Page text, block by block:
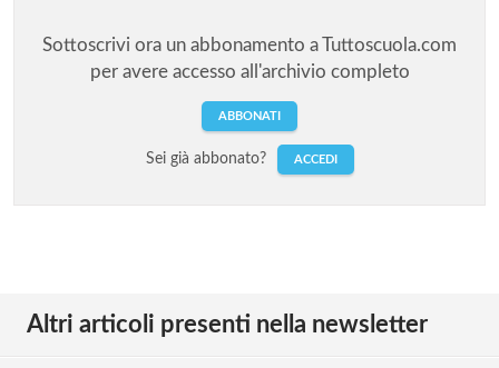
Sottoscrivi ora un abbonamento a Tuttoscuola.com
per avere accesso all'archivio completo
ABBONATI
Sei già abbonato? ACCEDI
Altri articoli presenti nella newsletter